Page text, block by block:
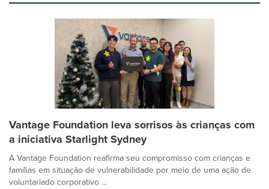
Vantage Foundation leva sorrisos às crianças com
a iniciativa Starlight Sydney
A Vantage Foundation reafirma seu compromisso com crianças e
famílias em situação de vulnerabilidade por meio de uma ação de
voluntariado corporativo ...